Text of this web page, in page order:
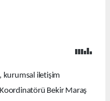
kurumsal iletişim
Bekir Maraş